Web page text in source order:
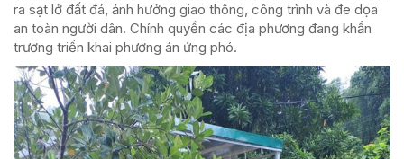
ra sạt lở đất đá, ảnh hưởng giao thông, công trình và đe dọa
an toàn người dân. Chính quyền các địa phương đang khẩn
trương triển khai phương án ứng phó.